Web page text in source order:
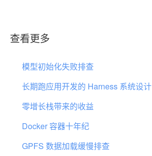
查看更多
模型初始化失败排查
长期跑应用开发的 Harness 系统设计
零增长栈带来的收益
Docker 容器十年纪
GPFS 数据加载缓慢排查